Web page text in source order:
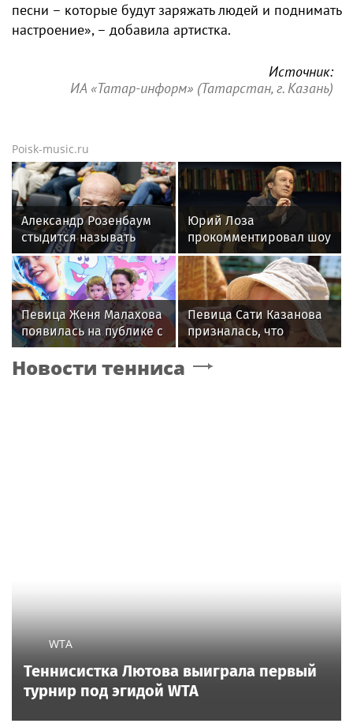
песни – которые будут заряжать людей и поднимать
настроение», – добавила артистка.
Источник:
ИА «Татар-информ» (Татарстан, г. Казань)
Poisk-music.ru
Александр Розенбаум
стыдится называть
себя звездой
Юрий Лоза
прокомментировал шоу
Димы Билана словами
«понты дороже денег»
Певица Женя Малахова
появилась на публике с
дочерью
Певица Сати Казанова
призналась, что
назвала дочь в честь
индуистской богини
Новости тенниса
WTA
Теннисистка Лютова выиграла первый
турнир под эгидой WTA